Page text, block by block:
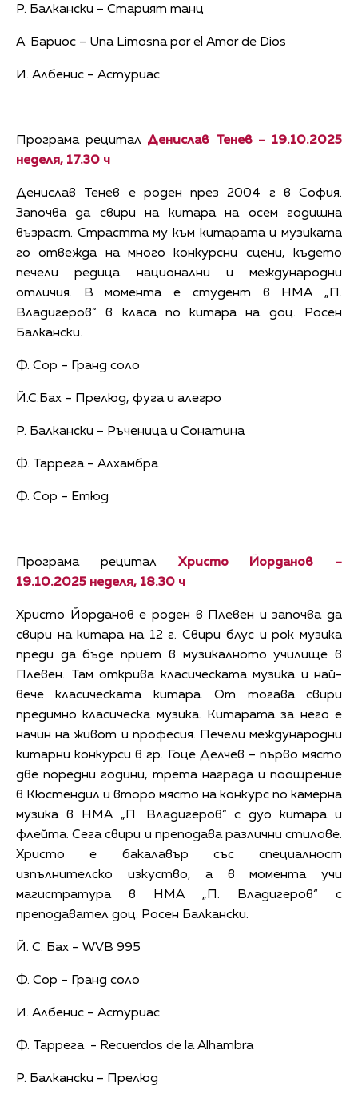
Р. Балкански – Старият танц
А. Бариос – Una Limosna por el Amor de Dios
И. Албенис – Астуриас
Програма рецитал Денислав Тенев – 19.10.2025
неделя, 17.30 ч
Денислав Тенев е роден през 2004 г в София.
Започва да свири на китара на осем годишна
възраст. Страстта му към китарата и музиката
го отвежда на много конкурсни сцени, където
печели редица национални и международни
отличия. В момента е студент в НМА „П.
Владигеров“ в класа по китара на доц. Росен
Балкански.
Ф. Сор – Гранд соло
Й.С.Бах – Прелюд, фуга и алегро
Р. Балкански – Ръченица и Сонатина
Ф. Таррега – Алхамбра
Ф. Сор – Етюд
Програма рецитал Христо Йорданов –
19.10.2025 неделя, 18.30 ч
Христо Йорданов е роден в Плевен и започва да
свири на китара на 12 г. Свири блус и рок музика
преди да бъде приет в музикалното училище в
Плевен. Там открива класическата музика и най-
вече класическата китара. От тогава свири
предимно класическа музика. Китарата за него е
начин на живот и професия. Печели международни
китарни конкурси в гр. Гоце Делчев – първо място
две поредни години, трета награда и поощрение
в Кюстендил и второ място на конкурс по камерна
музика в НМА „П. Владигеров“ с дуо китара и
флейта. Сега свири и преподава различни стилове.
Христо е бакалавър със специалност
изпълнителско изкуство, а в момента учи
магистратура в НМА „П. Владигеров“ с
преподавател доц. Росен Балкански.
Й. С. Бах – WVB 995
Ф. Сор – Гранд соло
И. Албенис – Астуриас
Ф. Таррега - Recuerdos de la Alhambra
Р. Балкански – Прелюд